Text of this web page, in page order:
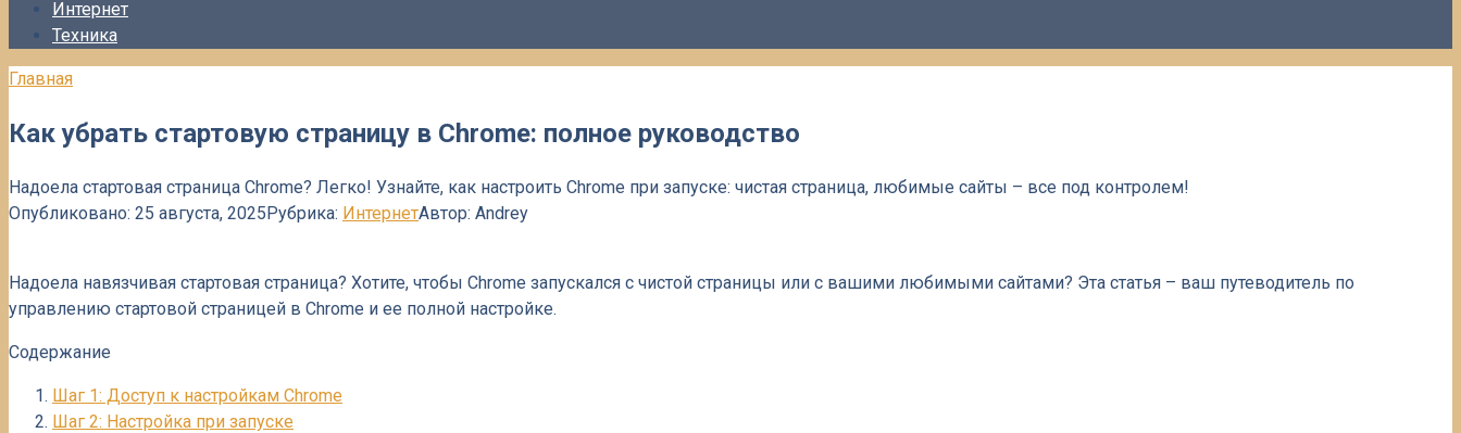
Интернет
Техника
Главная
Как убрать стартовую страницу в Chrome: полное руководство
Надоела стартовая страница Chrome? Легко! Узнайте, как настроить Chrome при запуске: чистая страница, любимые сайты – все под контролем!
Опубликовано: 25 августа, 2025Рубрика: ИнтернетАвтор: Andrey
Надоела навязчивая стартовая страница? Хотите, чтобы Chrome запускался с чистой страницы или с вашими любимыми сайтами? Эта статья – ваш путеводитель по
управлению стартовой страницей в Chrome и ее полной настройке.
Содержание
Шаг 1: Доступ к настройкам Chrome
Шаг 2: Настройка при запуске